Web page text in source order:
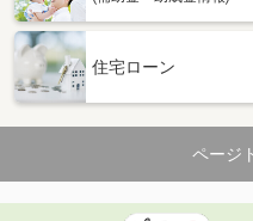
住宅ローン
ページ